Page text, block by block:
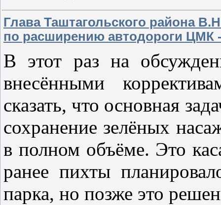
Глава Таштагольского района
по расширению автодороги ЦМК
В этот раз на
внесёнными
сказать, что основная
сохранение зелёных
в полном объёме. Это
ранее пихты
парка, но позже это